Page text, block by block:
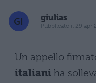
giulias
Pubblicato il 29 apr
Un appello
italiani ha